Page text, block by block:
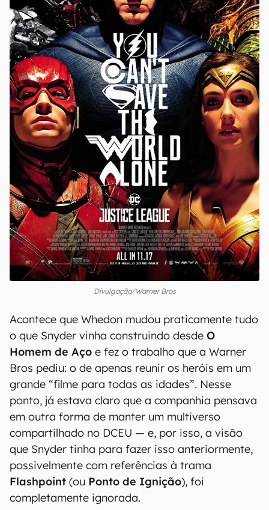
Divulgação/Warner Bros
Acontece que Whedon mudou praticamente tudo
o que Snyder vinha construindo desde O
Homem de Aço e fez o trabalho que a Warner
Bros pediu: o de apenas reunir os heróis em um
grande “filme para todas as idades”. Nesse
ponto, já estava claro que a companhia pensava
em outra forma de manter um multiverso
compartilhado no DCEU — e, por isso, a visão
que Snyder tinha para fazer isso anteriormente,
possivelmente com referências à trama
Flashpoint (ou Ponto de Ignição), foi
completamente ignorada.